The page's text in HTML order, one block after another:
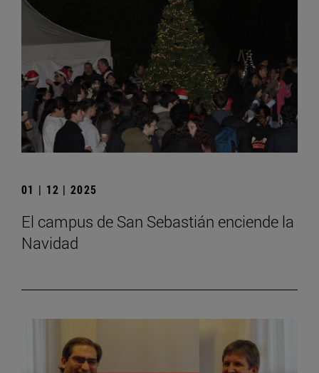
01 | 12 | 2025
El campus de San Sebastián enciende la
Navidad